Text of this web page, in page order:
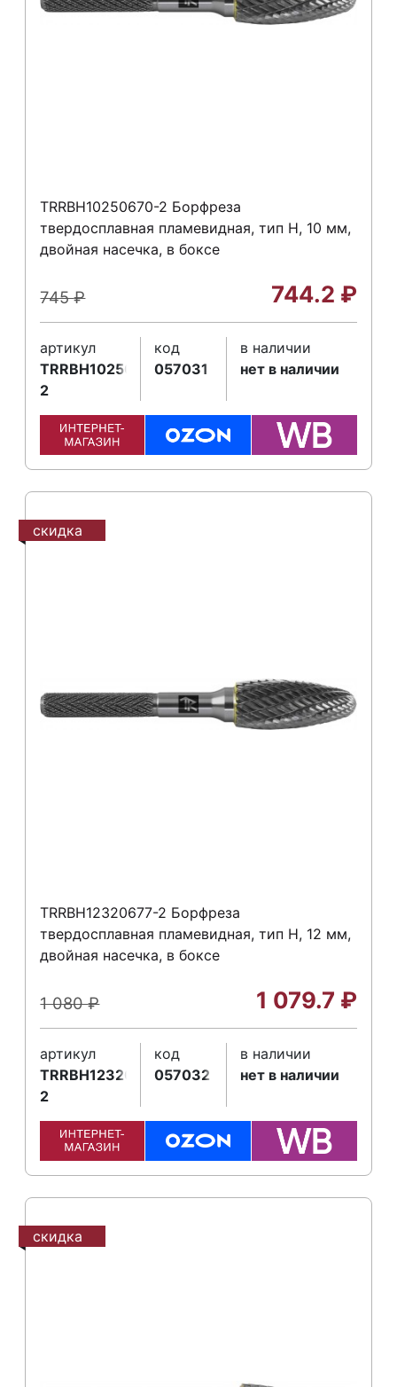
TRRBH10250670-2 Борфреза
твердосплавная пламевидная, тип H, 10 мм,
двойная насечка, в боксе
745₽ 744.2 ₽
артикул
TRRBH10250670-
2
код
057031
в наличии
нет в наличии
скидка
TRRBH12320677-2 Борфреза
твердосплавная пламевидная, тип H, 12 мм,
двойная насечка, в боксе
1 080₽ 1 079.7 ₽
артикул
TRRBH12320677-
2
код
057032
в наличии
нет в наличии
скидка